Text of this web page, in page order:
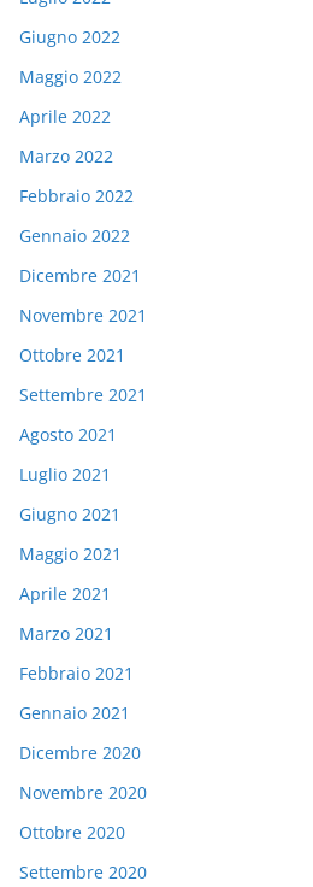
Giugno 2022
Maggio 2022
Aprile 2022
Marzo 2022
Febbraio 2022
Gennaio 2022
Dicembre 2021
Novembre 2021
Ottobre 2021
Settembre 2021
Agosto 2021
Luglio 2021
Giugno 2021
Maggio 2021
Aprile 2021
Marzo 2021
Febbraio 2021
Gennaio 2021
Dicembre 2020
Novembre 2020
Ottobre 2020
Settembre 2020